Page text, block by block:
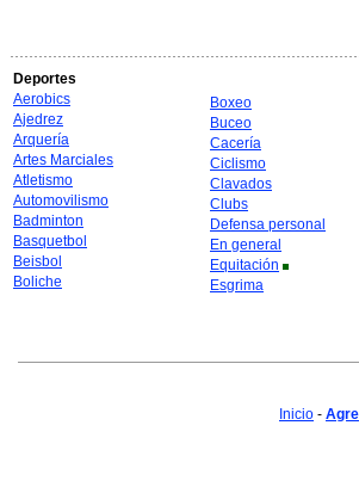
Deportes
Aerobics
Ajedrez
Arquería
Artes Marciales
Atletismo
Automovilismo
Badminton
Basquetbol
Beisbol
Boliche
Boxeo
Buceo
Cacería
Ciclismo
Clavados
Clubs
Defensa personal
En general
Equitación
Esgrima
Inicio -